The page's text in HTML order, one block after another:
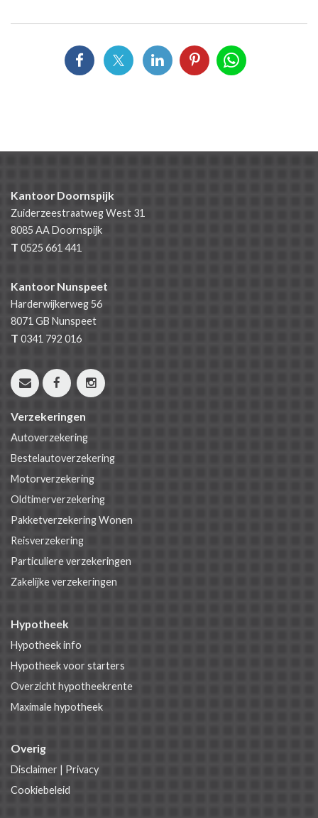
Kantoor Doornspijk
Zuiderzeestraatweg West 31
8085 AADoornspijk
T 0525 661 441
Kantoor Nunspeet
Harderwijkerweg 56
8071 GB Nunspeet
T 0341 792 016
Verzekeringen
Autoverzekering
Bestelautoverzekering
Motorverzekering
Oldtimerverzekering
Pakketverzekering Wonen
Reisverzekering
Particuliere verzekeringen
Zakelijke verzekeringen
Hypotheek
Hypotheek info
Hypotheek voor starters
Overzicht hypotheekrente
Maximale hypotheek
Overig
Disclaimer | Privacy
Cookiebeleid